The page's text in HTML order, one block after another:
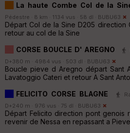
La haute Combe Col de la
Pédestre · 8 km · 1134 vus · 58 dl · BUBU63
Départ Col de la Sine D205 direction
retour au col de la Sine
CORSE BOUCLE D' AREGNO
D+380 m · 4984 vus · 503 dl · BUBU63
Boucle pieve d Aregno départ Sant
Lavatoggio Cateri et retour A Sant
FELICITO CORSE BLAGNE
D+240 m · 976 vus · 75 dl · BUBU63
Départ Felicito direction pont genois
revenir de Nessa en repassant a